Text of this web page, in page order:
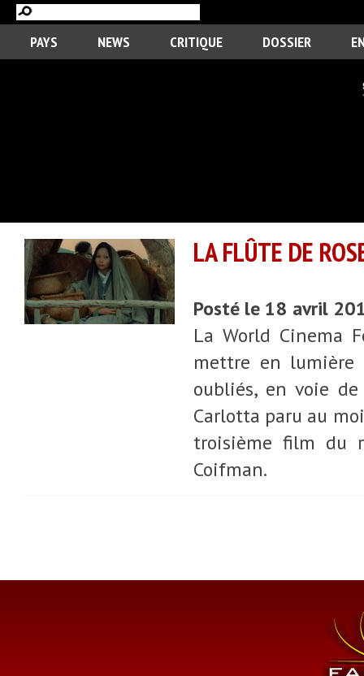
PAYS NEWS CRITIQUE DOSSIER
LA FLÛTE DE
Posté le 18 avril
La World Cinema
mettre en lumière
oubliés, en voie
Carlotta paru au
troisième film du
Coifman.